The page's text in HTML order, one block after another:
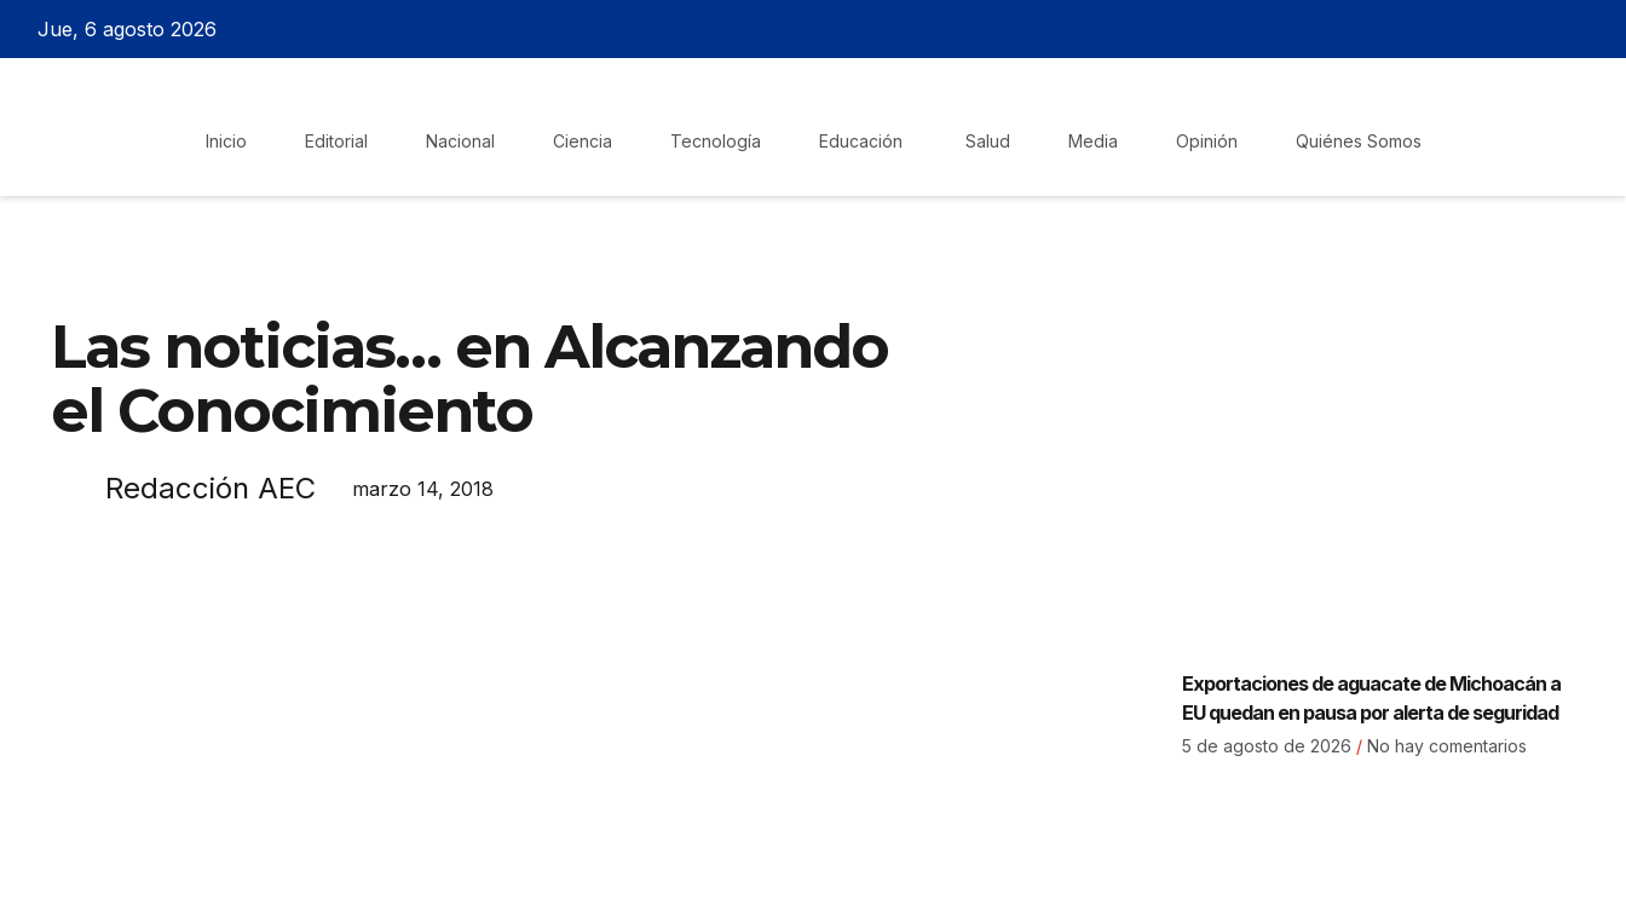
Jue, 6 agosto 2026
Inicio Editorial Nacional Ciencia Tecnología Educación Salud Media Opinión Quiénes Somos
Las noticias… en Alcanzando
el Conocimiento
Redacción AEC marzo 14, 2018
Exportaciones de aguacate de Michoacán a
EU quedan en pausa por alerta de seguridad
5 de agosto de 2026 No hay comentarios